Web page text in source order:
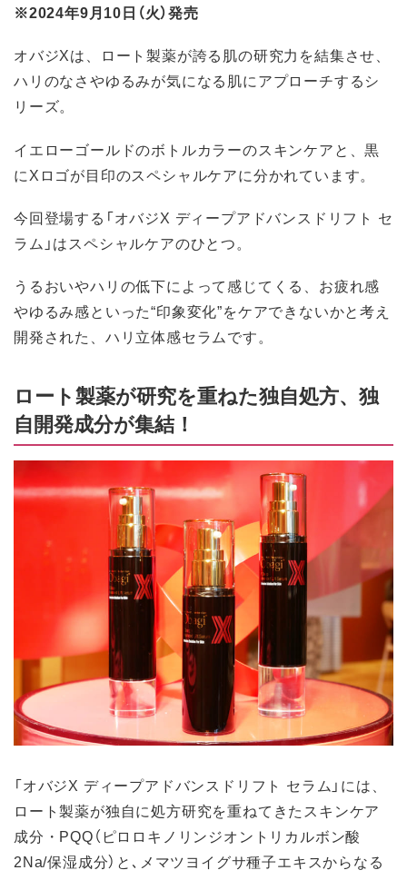
※2024年9月10日（火）発売
オバジXは、ロート製薬が誇る肌の研究力を結集させ、
ハリのなさやゆるみが気になる肌にアプローチするシ
リーズ。
イエローゴールドのボトルカラーのスキンケアと、黒
にXロゴが目印のスペシャルケアに分かれています。
今回登場する「オバジX ディープアドバンスドリフト セ
ラム」はスペシャルケアのひとつ。
うるおいやハリの低下によって感じてくる、お疲れ感
やゆるみ感といった“印象変化”をケアできないかと考え
開発された、ハリ立体感セラムです。
ロート製薬が研究を重ねた独自処方、独
自開発成分が集結！
「オバジX ディープアドバンスドリフト セラム」には、
ロート製薬が独⾃に処⽅研究を重ねてきたスキンケア
成分・PQQ（ピロロキノリンジオントリカルボン酸
2Na/保湿成分）と､メマツヨイグサ種子エキスからなる